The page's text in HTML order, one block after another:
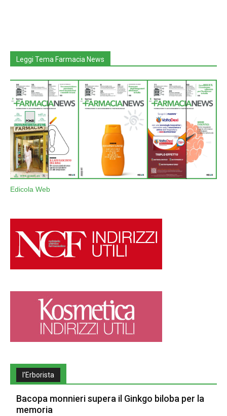
Leggi Tema Farmacia News
Edicola Web
l’Erborista
Bacopa monnieri supera il Ginkgo biloba per la
memoria